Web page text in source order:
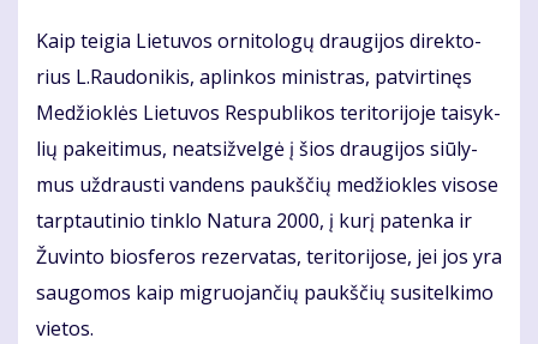
Kaip tei­gia Lie­tu­vos or­ni­to­lo­gų drau­gi­jos di­rek­to­
rius L.Rau­do­ni­kis, ap­lin­kos mi­nist­ras, pa­tvir­ti­nęs
Me­džiok­lės Lie­tu­vos Res­pub­li­kos te­ri­to­ri­jo­je tai­syk­
lių pa­kei­ti­mus, neat­si­žvel­gė į šios drau­gi­jos siū­ly­
mus už­draus­ti van­dens paukš­čių me­džiok­les vi­so­se
tarp­tau­ti­nio tin­klo Na­tu­ra 2000, į ku­rį pa­ten­ka ir
Žu­vin­to bios­fe­ros re­zer­va­tas, te­ri­to­ri­jo­se, jei jos yra
sau­go­mos kaip mig­ruo­jan­čių paukš­čių su­si­tel­ki­mo
vie­tos.